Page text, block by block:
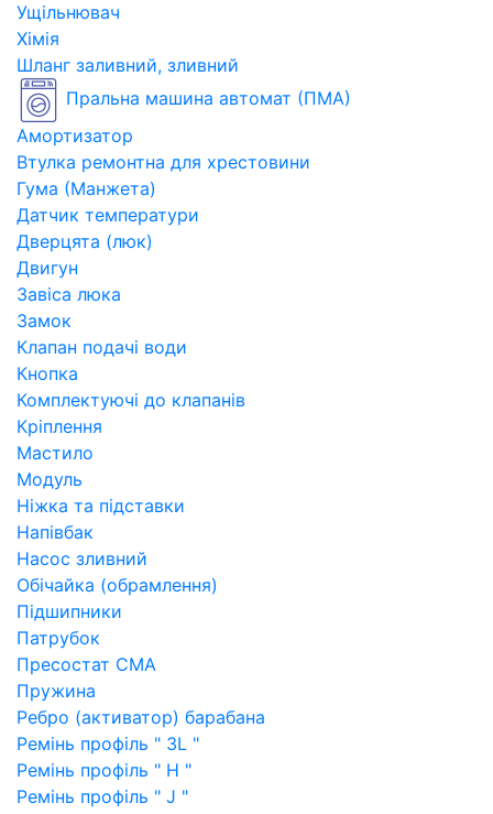
Ущільнювач
Хімія
Шланг заливний, зливний
Пральна машина автомат (ПМА)
Амортизатор
Втулка ремонтна для хрестовини
Гума (Манжета)
Датчик температури
Дверцята (люк)
Двигун
Завіса люка
Замок
Клапан подачі води
Кнопка
Комплектуючі до клапанів
Кріплення
Мастило
Модуль
Ніжка та підставки
Напівбак
Насос зливний
Обічайка (обрамлення)
Підшипники
Патрубок
Пресостат СМА
Пружина
Ребро (активатор) барабана
Ремінь профіль " 3L "
Ремінь профіль " H "
Ремінь профіль " J "